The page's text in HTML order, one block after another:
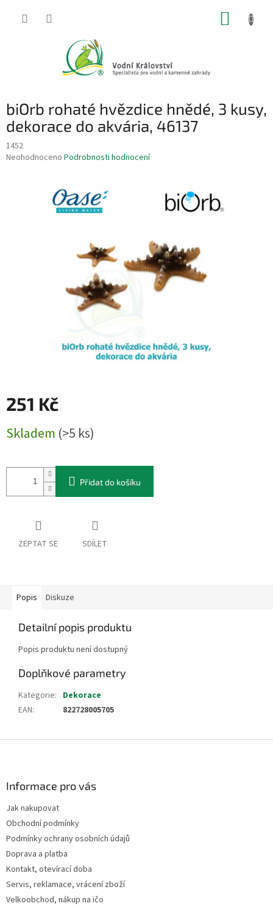
biOrb rohaté hvězdice hnědé, 3 kusy,
dekorace do akvária, 46137
1452
Průměrné
Neohodnoceno Podrobnosti hodnocení
251 Kč
cena:
Skladem (>5 ks)
Přidat do košíku
ZEPTAT SE SDÍLET
Popis Diskuze
Detailní popis produktu
Popis produktu není dostupný
Doplňkové parametry
Kategorie: Dekorace
EAN: 822728005705
Informace pro vás
Jak nakupovat
Obchodní podmínky
Podmínky ochrany osobních údajů
Doprava a platba
Kontakt, otevírací doba
Servis, reklamace, vrácení zboží
Velkoobchod, nákup na ičo